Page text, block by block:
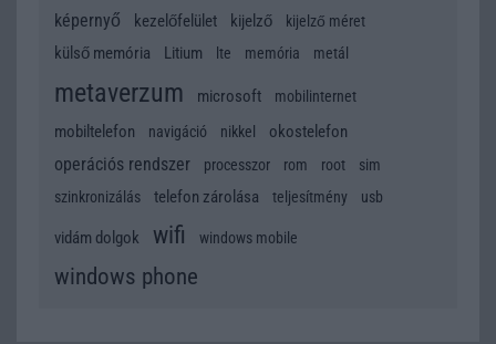
képernyő kezelőfelület kijelző kijelző méret
külső memória Litium lte memória metál
metaverzum microsoft mobilinternet
mobiltelefon navigáció nikkel okostelefon
operációs rendszer processzor rom root
sim
szinkronizálás
telefon zárolása teljesítmény usb
vidám dolgok wifi windows mobile
windows phone